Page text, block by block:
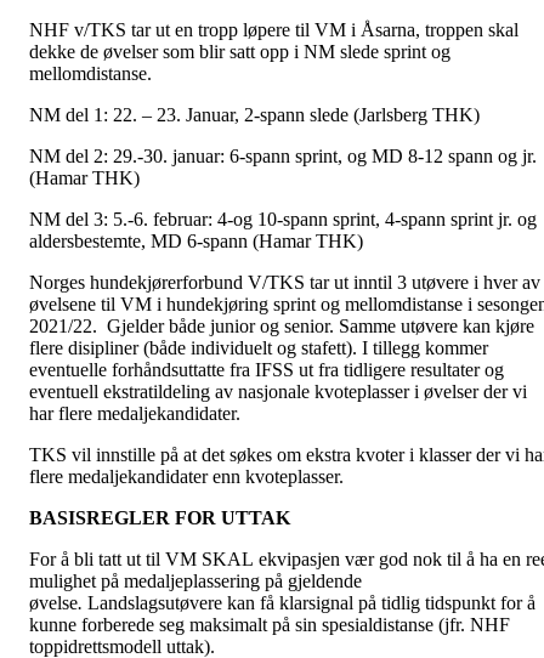
NHF v/TKS tar ut en tropp løpere til VM i Åsarna, troppen skal
dekke de øvelser som blir satt opp i NM slede sprint og
mellomdistanse.
NM del 1: 22. – 23. Januar, 2-spann slede (Jarlsberg THK)
NM del 2: 29.-30. januar: 6-spann sprint, og MD 8-12 spann og jr.
(Hamar THK)
NM del 3: 5.-6. februar: 4-og 10-spann sprint, 4-spann sprint jr. og
aldersbestemte, MD 6-spann (Hamar THK)
Norges hundekjørerforbund V/TKS tar ut inntil 3 utøvere i hver av
øvelsene til VM i hundekjøring sprint og mellomdistanse i
2021/22. Gjelder både junior og senior. Samme utøvere kan kjøre
flere disipliner (både individuelt og stafett). I tillegg kommer
eventuelle forhåndsuttatte fra IFSS ut fra tidligere resultater og
eventuell ekstratildeling av nasjonale kvoteplasser i øvelser der vi
har flere medaljekandidater.
TKS vil innstille på at det søkes om ekstra kvoter i klasser der vi
flere medaljekandidater enn kvoteplasser.
BASISREGLER FOR UTTAK
For å bli tatt ut til VM SKAL ekvipasjen vær god nok til å ha en
mulighet på medaljeplassering på gjeldende
øvelse. Landslagsutøvere kan få klarsignal på tidlig tidspunkt for å
kunne forberede seg maksimalt på sin spesialdistanse (jfr. NHF
toppidrettsmodell uttak).